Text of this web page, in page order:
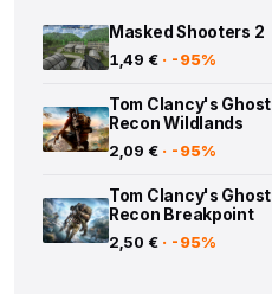
Masked Shooters 2
1,49 € · -95%
Tom Clancy's Ghost
Recon Wildlands
2,09 € · -95%
Tom Clancy's Ghost
Recon Breakpoint
2,50 € · -95%